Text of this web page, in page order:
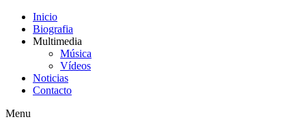
Inicio
Biografia
Multimedia
Música
Vídeos
Noticias
Contacto
Menu